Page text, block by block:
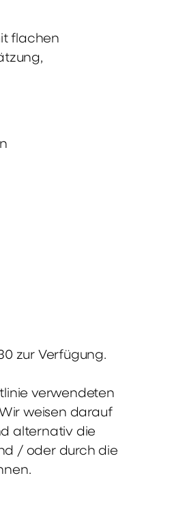
flachen
zur Verfügung.
verwendeten
weisen darauf
alternativ die
/ oder durch die